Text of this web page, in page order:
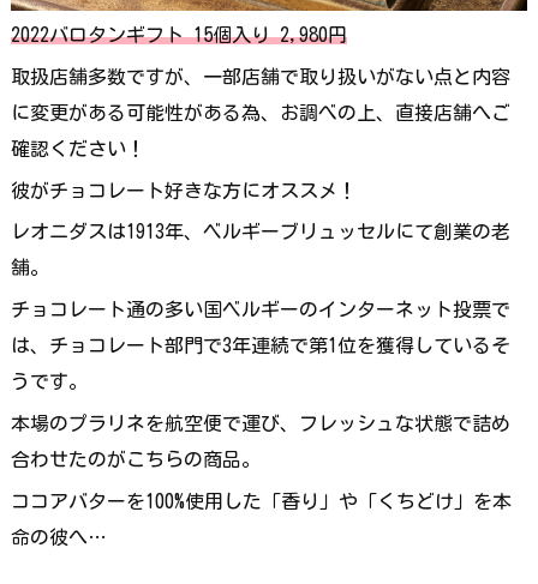
2022バロタンギフト 15個入り 2,980円
取扱店舗多数ですが、一部店舗で取り扱いがない点と内容
に変更がある可能性がある為、お調べの上、直接店舗へご
確認ください！
彼がチョコレート好きな方にオススメ！
レオニダスは1913年、ベルギーブリュッセルにて創業の老
舗。
チョコレート通の多い国ベルギーのインターネット投票で
は、チョコレート部門で3年連続で第1位を獲得しているそ
うです。
本場のプラリネを航空便で運び、フレッシュな状態で詰め
合わせたのがこちらの商品。
ココアバターを100%使用した「香り」や「くちどけ」を本
命の彼へ…